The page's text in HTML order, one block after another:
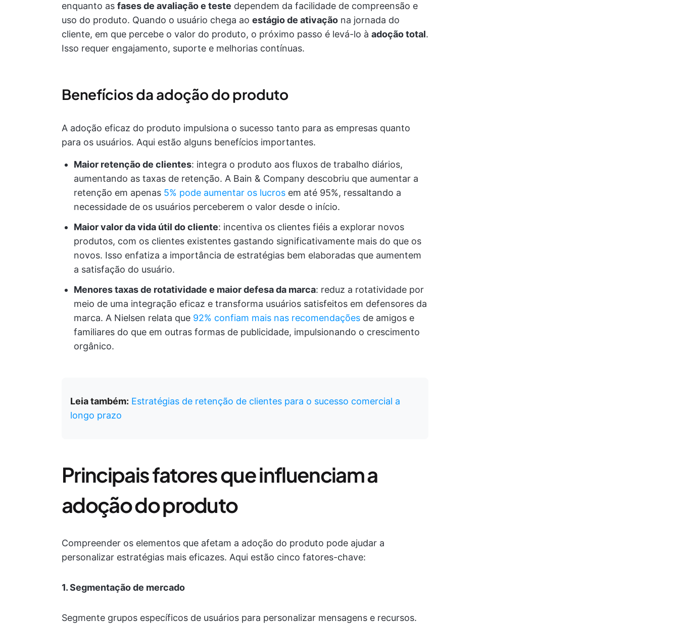
enquanto as fases de avaliação e teste dependem da facilidade de compreensão e
uso do produto. Quando o usuário chega ao estágio de ativação na jornada do
cliente, em que percebe o valor do produto, o próximo passo é levá-lo à adoção total.
Isso requer engajamento, suporte e melhorias contínuas.
Benefícios da adoção do produto
A adoção eficaz do produto impulsiona o sucesso tanto para as empresas quanto
para os usuários. Aqui estão alguns benefícios importantes.
Maior retenção de clientes: integra o produto aos fluxos de trabalho diários,
aumentando as taxas de retenção. A Bain & Company descobriu que aumentar a
retenção em apenas 5% pode aumentar os lucros em até 95%, ressaltando a
necessidade de os usuários perceberem o valor desde o início.
Maior valor da vida útil do cliente: incentiva os clientes fiéis a explorar novos
produtos, com os clientes existentes gastando significativamente mais do que os
novos. Isso enfatiza a importância de estratégias bem elaboradas que aumentem
a satisfação do usuário.
Menores taxas de rotatividade e maior defesa da marca: reduz a rotatividade por
meio de uma integração eficaz e transforma usuários satisfeitos em defensores da
marca. A Nielsen relata que 92% confiam mais nas recomendações de amigos e
familiares do que em outras formas de publicidade, impulsionando o crescimento
orgânico.
Leia também: Estratégias de retenção de clientes para o sucesso comercial a
longo prazo
Principais fatores que influenciam a
adoção do produto
Compreender os elementos que afetam a adoção do produto pode ajudar a
personalizar estratégias mais eficazes. Aqui estão cinco fatores-chave:
1. Segmentação de mercado
Segmente grupos específicos de usuários para personalizar mensagens e recursos.